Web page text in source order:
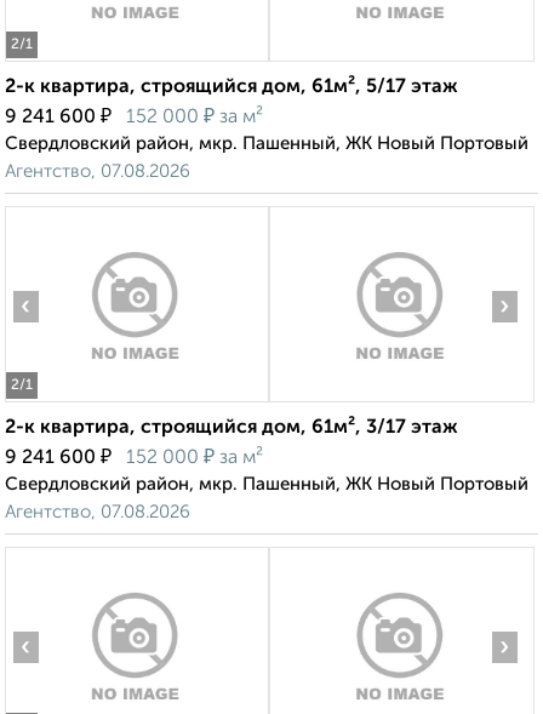
2/1
2-к квартира, строящийся дом, 61м², 5/17 этаж
9 241 600 ₽ 152 000 ₽ за м²
Свердловский район, мкр. Пашенный, ЖК Новый Портовый
Агентство, 07.08.2026
2/1
‹ ›
2-к квартира, строящийся дом, 61м², 3/17 этаж
9 241 600 ₽ 152 000 ₽ за м²
Свердловский район, мкр. Пашенный, ЖК Новый Портовый
Агентство, 07.08.2026
‹ ›